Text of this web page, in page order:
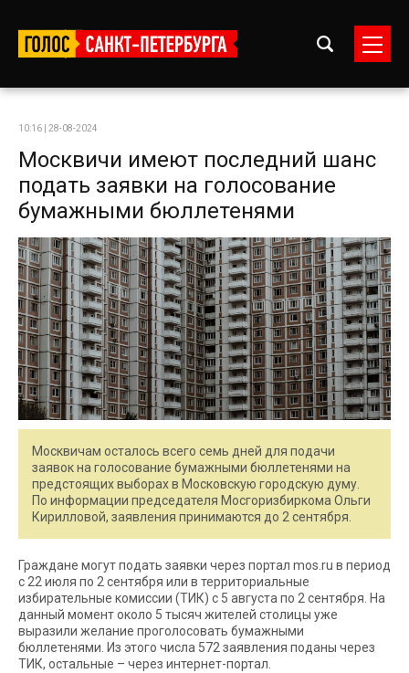
10:16 | 28-08-2024
Москвичи имеют последний шанс
подать заявки на голосование
бумажными бюллетенями
Москвичам осталось всего семь дней для подачи
заявок на голосование бумажными бюллетенями на
предстоящих выборах в Московскую городскую думу.
По информации председателя Мосгоризбиркома Ольги
Кирилловой, заявления принимаются до 2 сентября.
Граждане могут подать заявки через портал mos.ru в период
с 22 июля по 2 сентября или в территориальные
избирательные комиссии (ТИК) с 5 августа по 2 сентября. На
данный момент около 5 тысяч жителей столицы уже
выразили желание проголосовать бумажными
бюллетенями. Из этого числа 572 заявления поданы через
ТИК, остальные – через интернет-портал.